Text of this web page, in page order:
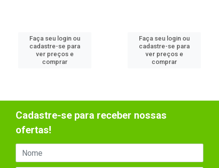
Faça seu login ou
cadastre-se para
ver preços e
comprar
Faça seu login ou
cadastre-se para
ver preços e
comprar
Cadastre-se para receber nossas
ofertas!